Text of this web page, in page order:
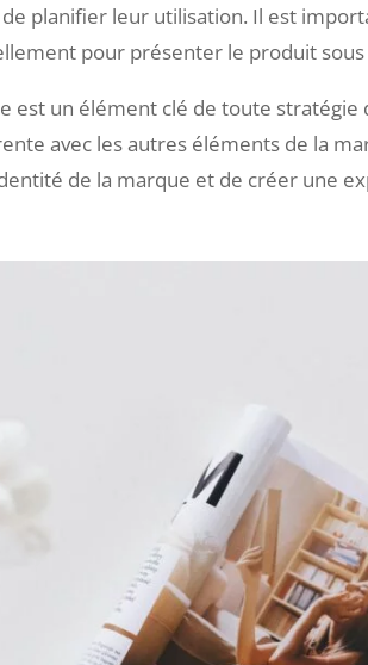
planifier leur utilisation. Il est
pour présenter le produit
est un élément clé de toute
avec les autres éléments de la
de la marque et de créer une